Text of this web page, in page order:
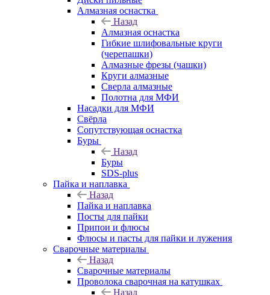
Алмазная оснастка
Назад
Алмазная оснастка
Гибкие шлифовальные круги
(черепашки)
Алмазные фрезы (чашки)
Круги алмазные
Сверла алмазные
Полотна для МФИ
Насадки для МФИ
Свёрла
Сопутствующая оснастка
Буры
Назад
Буры
SDS-plus
Пайка и наплавка
Назад
Пайка и наплавка
Посты для пайки
Припои и флюсы
Флюсы и пасты для пайки и лужения
Сварочные материалы
Назад
Сварочные материалы
Проволока сварочная на катушках
Назад